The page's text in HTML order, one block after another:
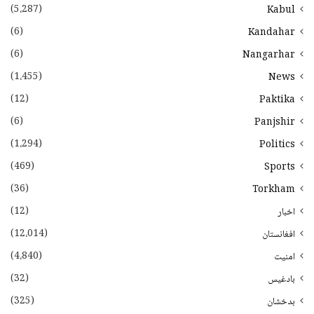
Kabul
(5،287)
Kandahar
(6)
Nangarhar
(6)
News
(1،455)
Paktika
(12)
Panjshir
(6)
Politics
(1،294)
Sports
(469)
Torkham
(36)
اخبار
(12)
افغانستان
(12،014)
امنیت
(4،840)
بادغیس
(32)
بدخشان
(325)